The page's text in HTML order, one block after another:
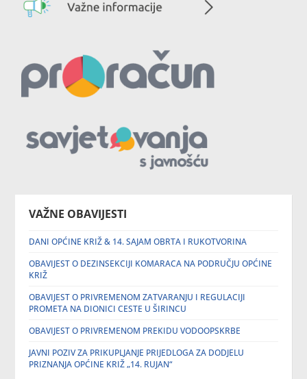
VAŽNE OBAVIJESTI
DANI OPĆINE KRIŽ & 14. SAJAM OBRTA I RUKOTVORINA
OBAVIJEST O DEZINSEKCIJI KOMARACA NA PODRUČJU OPĆINE
KRIŽ
OBAVIJEST O PRIVREMENOM ZATVARANJU I REGULACIJI
PROMETA NA DIONICI CESTE U ŠIRINCU
OBAVIJEST O PRIVREMENOM PREKIDU VODOOPSKRBE
JAVNI POZIV ZA PRIKUPLJANJE PRIJEDLOGA ZA DODJELU
PRIZNANJA OPĆINE KRIŽ „14. RUJAN“